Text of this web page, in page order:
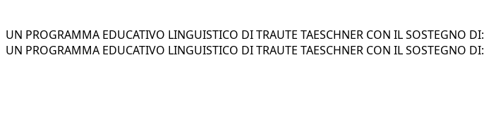
UN PROGRAMMA EDUCATIVO LINGUISTICO DI TRAUTE TAESCHNER CON IL SOSTEGNO DI:
UN PROGRAMMA EDUCATIVO LINGUISTICO DI TRAUTE TAESCHNER CON IL SOSTEGNO DI: